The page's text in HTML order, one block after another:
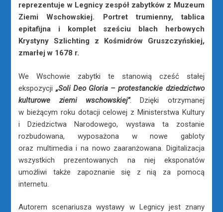
reprezentuje w Legnicy zespół zabytków z Muzeum
Ziemi Wschowskiej. Portret trumienny, tablica
epitafijna i komplet sześciu blach herbowych
Krystyny Szlichting z Kośmidrów Gruszczyńskiej,
zmarłej w 1678 r.
We Wschowie zabytki te stanowią cześć stałej
ekspozycji „Soli Deo Gloria – protestanckie dziedzictwo
kulturowe ziemi wschowskiej”. Dzięki otrzymanej
w bieżącym roku dotacji celowej z Ministerstwa Kultury
i Dziedzictwa Narodowego, wystawa ta zostanie
rozbudowana, wyposażona w nowe gabloty
oraz multimedia i na nowo zaaranżowana. Digitalizacja
wszystkich prezentowanych na niej eksponatów
umożliwi także zapoznanie się z nią za pomocą
internetu.
Autorem scenariusza wystawy w Legnicy jest znany